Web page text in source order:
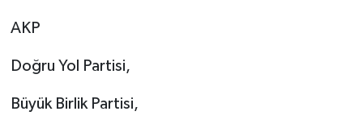
AKP
Doğru Yol Partisi,
Büyük Birlik Partisi,